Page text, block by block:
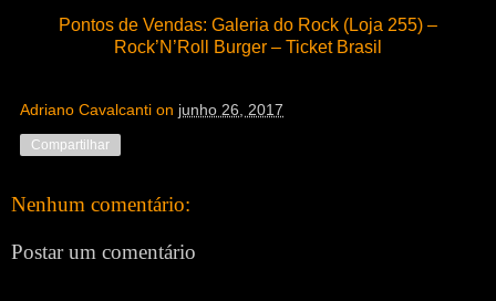
Pontos de Vendas: Galeria do Rock (Loja 255) –
Rock’N’Roll Burger – Ticket Brasil
Adriano Cavalcanti on junho 26, 2017
Compartilhar
Nenhum comentário:
Postar um comentário